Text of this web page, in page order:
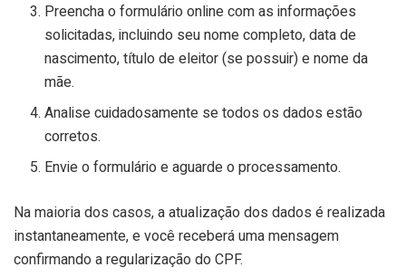
Preencha o formulário online com as informações
solicitadas, incluindo seu nome completo, data de
nascimento, título de eleitor (se possuir) e nome da
mãe.
Analise cuidadosamente se todos os dados estão
corretos.
Envie o formulário e aguarde o processamento.
Na maioria dos casos, a atualização dos dados é realizada
instantaneamente, e você receberá uma mensagem
confirmando a regularização do CPF.